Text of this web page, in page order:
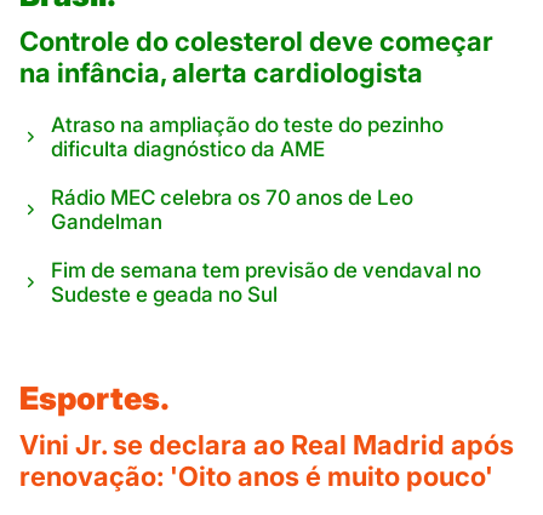
Controle do colesterol deve começar
na infância, alerta cardiologista
Atraso na ampliação do teste do pezinho
dificulta diagnóstico da AME
Rádio MEC celebra os 70 anos de Leo
Gandelman
Fim de semana tem previsão de vendaval no
Sudeste e geada no Sul
Esportes.
Vini Jr. se declara ao Real Madrid após
renovação: 'Oito anos é muito pouco'